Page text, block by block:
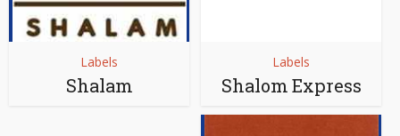
Labels
Shalam
Labels
Shalom Express